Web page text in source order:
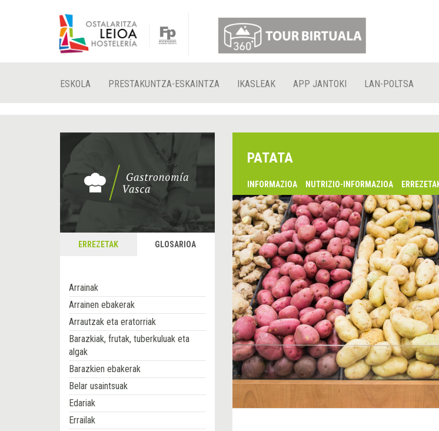
ESKOLA PRESTAKUNTZA-ESKAINTZA IKASLEAK APP JANTOKI LAN-POLTSA
ERREZETAK GLOSARIOA
Arrainak
Arrainen ebakerak
Arrautzak eta eratorriak
Barazkiak, frutak, tuberkuluak eta
algak
Barazkien ebakerak
Belar usaintsuak
Edariak
Errailak
PATATA
INFORMAZIOA NUTRIZIO-INFORMAZIOA